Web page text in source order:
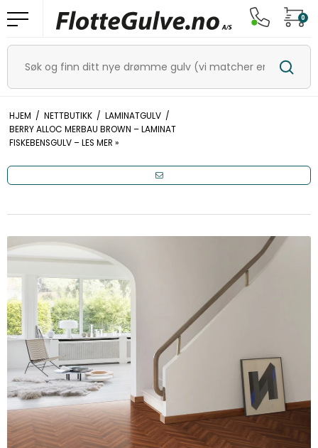
0
HJEM / NETTBUTIKK / LAMINATGULV /
BERRY ALLOC MERBAU BROWN – LAMINAT
FISKEBENSGULV – LES MER »